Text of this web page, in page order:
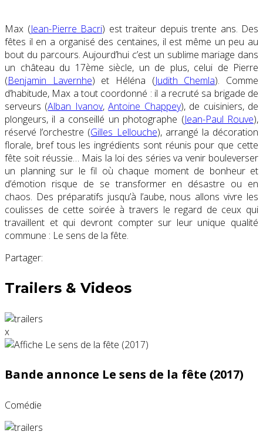
Max (Jean-Pierre Bacri) est traiteur depuis trente ans. Des
fêtes il en a organisé des centaines, il est même un peu au
bout du parcours. Aujourd’hui c’est un sublime mariage dans
un château du 17ème siècle, un de plus, celui de Pierre
(Benjamin Lavernhe) et Héléna (Judith Chemla). Comme
d’habitude, Max a tout coordonné : il a recruté sa brigade de
serveurs (Alban Ivanov,Antoine Chappey), de cuisiniers, de
plongeurs, il a conseillé un photographe (Jean-Paul Rouve),
réservé l’orchestre (Gilles Lellouche), arrangé la décoration
florale, bref tous les ingrédients sont réunis pour que cette
fête soit réussie… Mais la loi des séries va venir bouleverser
un planning sur le fil où chaque moment de bonheur et
d’émotion risque de se transformer en désastre ou en
chaos. Des préparatifs jusqu’à l’aube, nous allons vivre les
coulisses de cette soirée à travers le regard de ceux qui
travaillent et qui devront compter sur leur unique qualité
commune : Le sens de la fête.
Partager:
Trailers & Videos
x
Bande annonce Le sens de la fête (2017)
Comédie